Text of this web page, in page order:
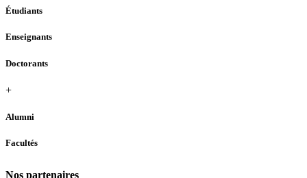
Étudiants
Enseignants
Doctorants
+
Alumni
Facultés
Nos partenaires